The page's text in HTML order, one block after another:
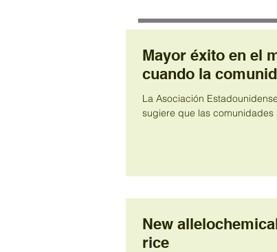
Mayor éxito en el
cuando la
La Asociación
sugiere que las comunidades
New
rice